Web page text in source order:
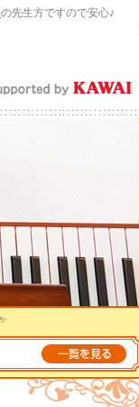
の先生方ですので安心♪